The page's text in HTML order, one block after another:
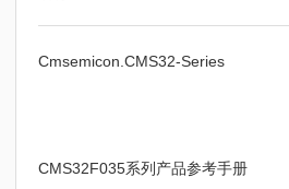
Cmsemicon.CMS32-Series
CMS32F035系列产品参考手册